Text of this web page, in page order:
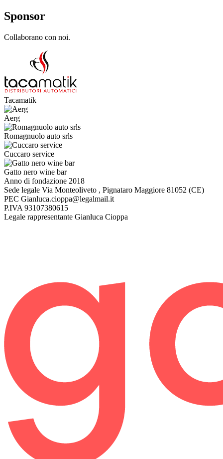
Sponsor
Collaborano con noi.
Tacamatik
Aerg
Romagnuolo auto srls
Cuccaro service
Gatto nero wine bar
Anno di fondazione 2018
Sede legale Via Monteoliveto , Pignataro Maggiore 81052 (CE)
PEC Gianluca.cioppa@legalmail.it
P.IVA 93107380615
Legale rappresentante Gianluca Cioppa